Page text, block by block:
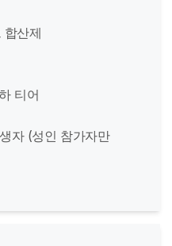
합산제
티어
자 (성인 참가자만